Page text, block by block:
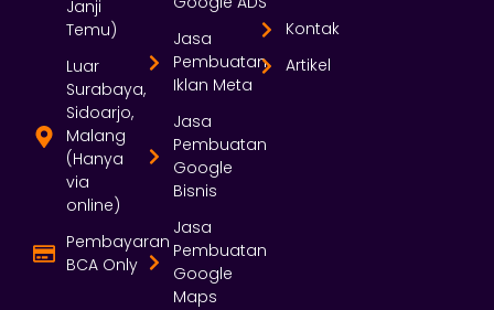
Janji
Temu)
Luar
Surabaya,
Sidoarjo,
Malang
(Hanya
via
online)
Pembayaran
BCA Only
Jasa
Pembuatan
Iklan Meta
Jasa
Pembuatan
Google
Bisnis
Jasa
Pembuatan
Google
Maps
Kontak
Artikel